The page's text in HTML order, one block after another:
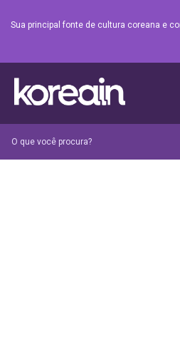
Sua principal fonte de cultura coreana e